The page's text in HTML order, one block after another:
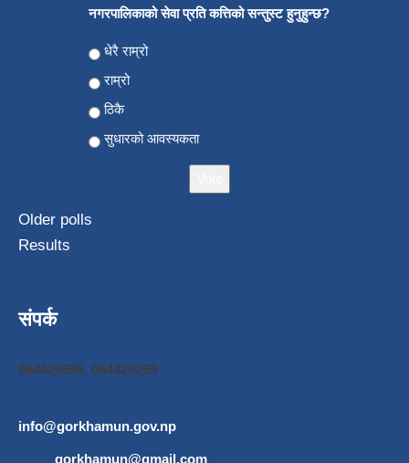
नगरपालिकाको सेवा प्रति कत्तिको सन्तुस्ट हुनुहुन्छ?
Choices
धेरै राम्रो
राम्रो
ठिकै
सुधारको आवस्यकता
Older polls
Results
संपर्क
064420696, 064420269
info@gorkhamun.gov.np,
gorkhamun@gmail.com